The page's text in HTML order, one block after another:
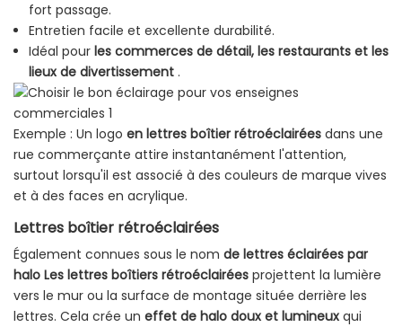
fort passage.
Entretien facile et excellente durabilité.
Idéal pour les commerces de détail, les restaurants et les
lieux de divertissement.
Exemple : Un logo en lettres boîtier rétroéclairées dans une
rue commerçante attire instantanément l'attention,
surtout lorsqu'il est associé à des couleurs de marque vives
et à des faces en acrylique.
Lettres boîtier rétroéclairées
Également connues sous le nom de lettres éclairées par
halo Les lettres boîtiers rétroéclairées projettent la lumière
vers le mur ou la surface de montage située derrière les
lettres. Cela crée un effet de halo doux et lumineux qui